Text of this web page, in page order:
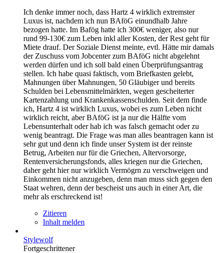
Ich denke immer noch, dass Hartz 4 wirklich extremster
Luxus ist, nachdem ich nun BAföG einundhalb Jahre
bezogen hatte. Im Bafög hatte ich 300€ weniger, also nur
rund 99-130€ zum Leben inkl aller Kosten, der Rest geht für
Miete drauf. Der Soziale Dienst meinte, evtl. Hätte mir damals
der Zuschuss vom Jobcenter zum BAföG nicht abgelehnt
werden dürfen und ich soll bald einen Überprüfungsantrag
stellen. Ich habe quasi faktisch, vom Briefkasten gelebt,
Mahnungen über Mahnungen, 50 Gläubiger und bereits
Schulden bei Lebensmittelmärkten, wegen gescheiterter
Kartenzahlung und Krankenkassenschulden. Seit dem finde
ich, Hartz 4 ist wirklich Luxus, wobei es zum Leben nicht
wirklich reicht, aber BAföG ist ja nur die Hälfte vom
Lebensunterhalt oder hab ich was falsch gemacht oder zu
wenig beantragt. Die Frage was man alles beantragen kann ist
sehr gut und denn ich finde unser System ist der reinste
Betrug, Arbeiten nur für die Griechen, Altervorsorge,
Rentenversicherungsfonds, alles kriegen nur die Griechen,
daher geht hier nur wirklich Vermögrn zu verschweigen und
Einkommen nicht anzugeben, denn man muss sich gegen den
Staat wehren, denn der bescheist uns auch in einer Art, die
mehr als erschreckend ist!
Zitieren
Inhalt melden
Stylewolf
Fortgeschrittener